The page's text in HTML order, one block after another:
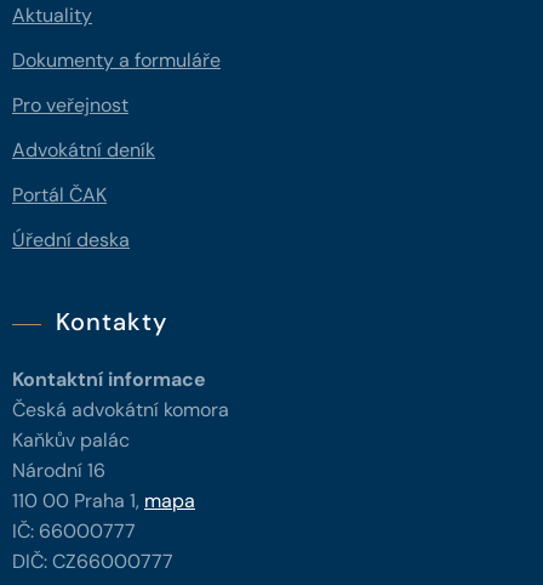
Aktuality
Dokumenty a formuláře
Pro veřejnost
Advokátní deník
Portál ČAK
Úřední deska
Kontakty
Kontaktní informace
Česká advokátní komora
Kaňkův palác
Národní 16
110 00 Praha 1, mapa
IČ: 66000777
DIČ: CZ66000777